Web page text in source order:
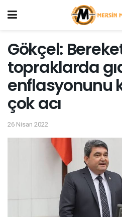
Gökçel:
topraklarda
enflasyonunu
çok acı
26 Nisan 2022